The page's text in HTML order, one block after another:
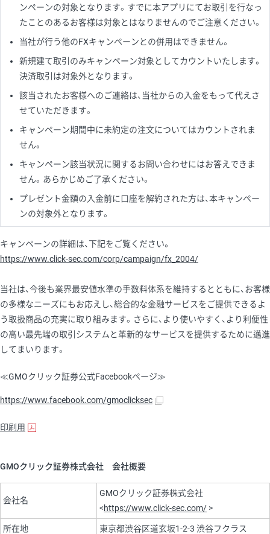
ンペーンの対象となります。すでに本アプリにてお取引を行なっ
たことのあるお客様は対象とはなりませんのでご注意ください。
当社が行う他のFXキャンペーンとの併用はできません。
新規建て取引のみキャンペーン対象としてカウントいたします。
決済取引は対象外となります。
該当されたお客様へのご連絡は、当社からの入金をもって代えさ
せていただきます。
キャンペーン期間中に未約定の注文についてはカウントされま
せん。
キャンペーン該当状況に関するお問い合わせにはお答えできま
せん。あらかじめご了承ください。
プレゼント金額の入金前に口座を解約された方は、本キャンペー
ンの対象外となります。
キャンペーンの詳細は、下記をご覧ください。
https://www.click-sec.com/corp/campaign/fx_2004/
当社は、今後も業界最安値水準の手数料体系を維持するとともに、お客様
の多様なニーズにもお応えし、総合的な金融サービスをご提供できるよ
う取扱商品の充実に取り組みます。さらに、より使いやすく、より利便性
の高い最先端の取引システムと革新的なサービスを提供するために邁進
してまいります。
≪GMOクリック証券公式Facebookページ≫
https://www.facebook.com/gmoclicksec
印刷用
GMOクリック証券株式会社 会社概要
会社名
GMOクリック証券株式会社
<https://www.click-sec.com/ >
所在地 東京都渋谷区道玄坂1-2-3 渋谷フクラス